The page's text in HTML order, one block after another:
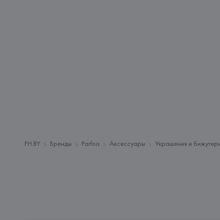
FH.BY Бренды Parfois Аксессуары Украшения и